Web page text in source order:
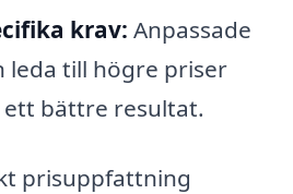
krav: Anpassade
leda till högre priser
bättre resultat.
prisuppfattning